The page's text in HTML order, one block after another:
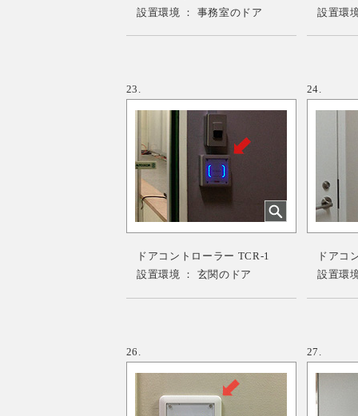
設置環境 ： 事務室のドア
設置環
23. 24.
ドアコントローラー TCR-1
設置環境 ： 玄関のドア
ドアコ
設置環
26. 27.